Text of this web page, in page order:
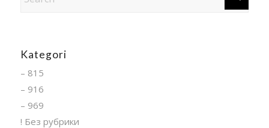
Kategori
– 815
– 916
– 969
! Без рубрики